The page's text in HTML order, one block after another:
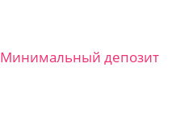
Минимальный депозит